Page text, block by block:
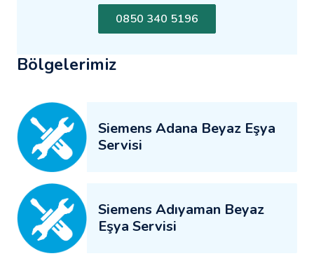
0850 340 5196
Bölgelerimiz
Siemens Adana Beyaz Eşya
Servisi
Siemens Adıyaman Beyaz
Eşya Servisi